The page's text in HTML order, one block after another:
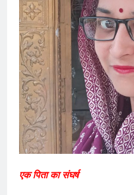
एक पिता का संघर्ष